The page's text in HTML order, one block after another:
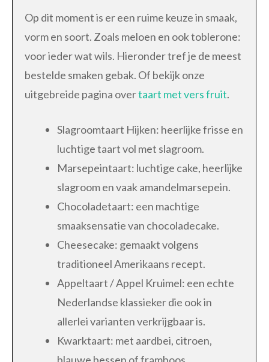
Op dit moment is er een ruime keuze in smaak,
vorm en soort. Zoals meloen en ook toblerone:
voor ieder wat wils. Hieronder tref je de meest
bestelde smaken gebak. Of bekijk onze
uitgebreide pagina overtaart met vers fruit.
Slagroomtaart Hijken: heerlijke frisse en
luchtige taart vol met slagroom.
Marsepeintaart: luchtige cake, heerlijke
slagroom en vaak amandelmarsepein.
Chocoladetaart: een machtige
smaaksensatie van chocoladecake.
Cheesecake: gemaakt volgens
traditioneel Amerikaans recept.
Appeltaart / Appel Kruimel: een echte
Nederlandse klassieker die ook in
allerlei varianten verkrijgbaar is.
Kwarktaart: met aardbei, citroen,